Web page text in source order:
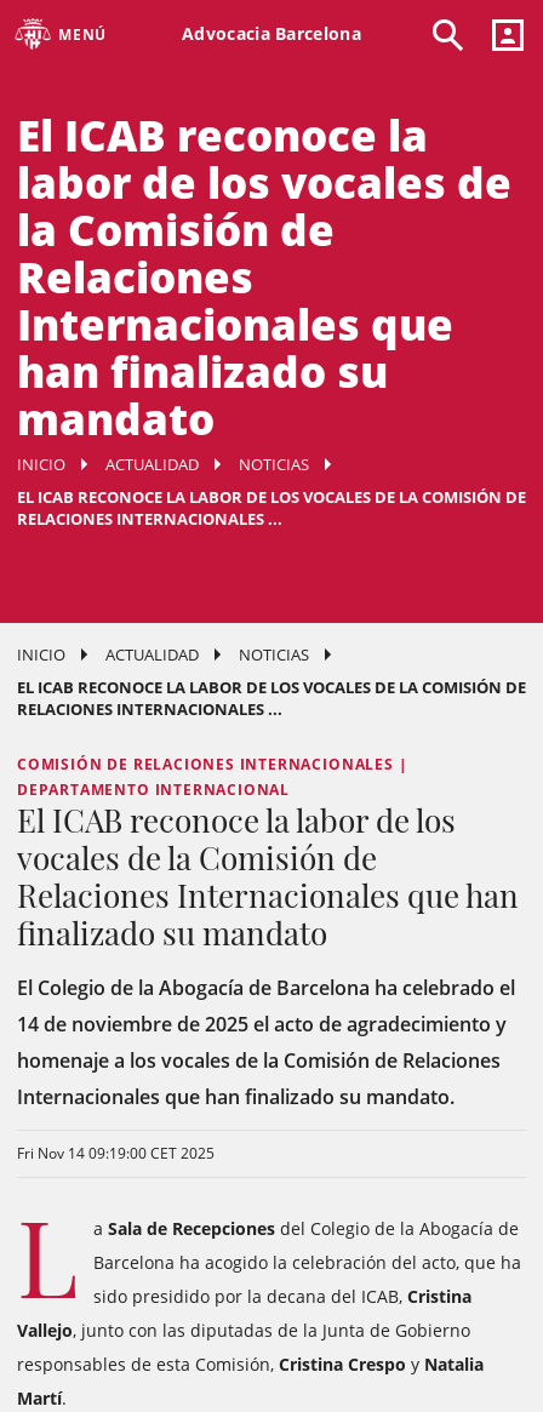
MENÚ Advocacia Barcelona
El ICAB reconoce la
labor de los vocales de
la Comisión de
Relaciones
Internacionales que
han finalizado su
mandato
INICIO ACTUALIDAD
NOTICIAS
EL ICAB RECONOCE LA LABOR DE LOS VOCALES DE LA COMISIÓN DE
RELACIONES INTERNACIONALES ...
INICIO ACTUALIDAD
NOTICIAS
EL ICAB RECONOCE LA LABOR DE LOS VOCALES DE LA COMISIÓN DE
RELACIONES INTERNACIONALES ...
COMISIÓN DE RELACIONES INTERNACIONALES |
DEPARTAMENTO INTERNACIONAL
El ICAB reconoce la labor de los
vocales de la Comisión de
Relaciones Internacionales que han
finalizado su mandato
El Colegio de la Abogacía de Barcelona ha celebrado el
14 de noviembre de 2025 el acto de agradecimiento y
homenaje a los vocales de la Comisión de Relaciones
Internacionales que han finalizado su mandato.
Fri Nov 14 09:19:00 CET 2025
L a Sala de Recepciones del Colegio de la Abogacía de
Barcelona ha acogido la celebración del acto, que ha
sido presidido por la decana del ICAB, Cristina
Vallejo, junto con las diputadas de la Junta de Gobierno
responsables de esta Comisión, Cristina Crespo y Natalia
Martí.